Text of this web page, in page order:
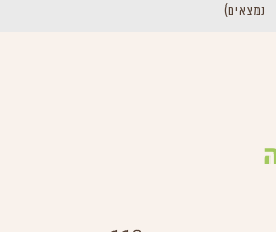
נמצאים)